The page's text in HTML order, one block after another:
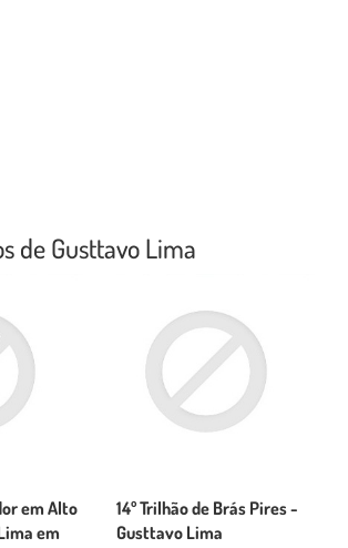
de Gusttavo Lima
em Alto
em
14º Trilhão de Brás Pires -
Gusttavo Lima